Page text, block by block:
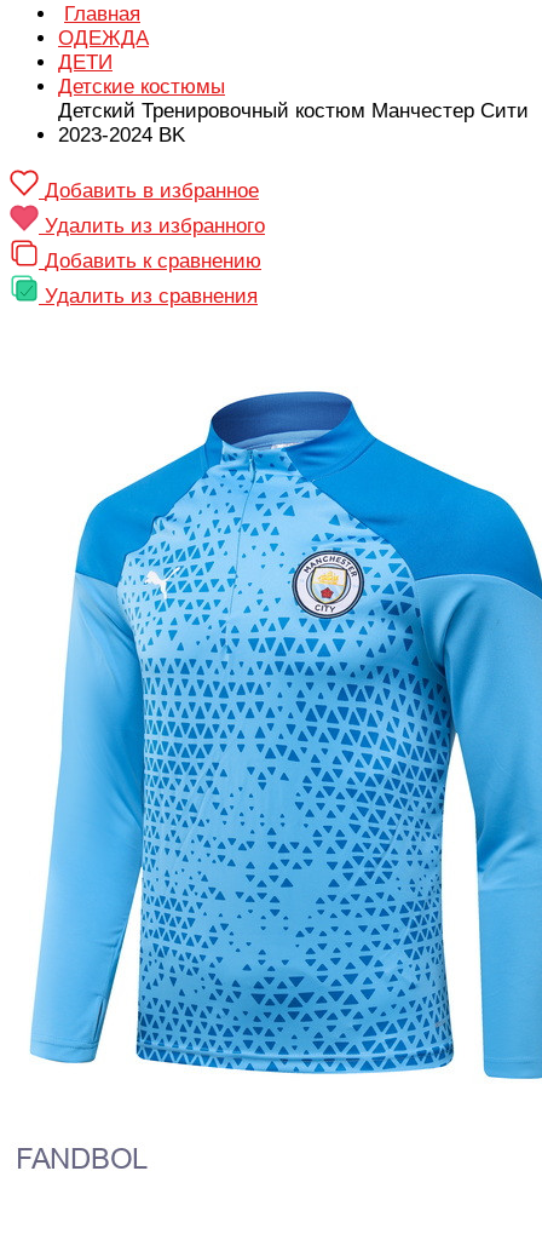
Главная
ОДЕЖДА
ДЕТИ
Детские костюмы
Детский Тренировочный костюм Манчестер Сити
2023-2024 BK
Добавить в избранное
Удалить из избранного
Добавить к сравнению
Удалить из сравнения